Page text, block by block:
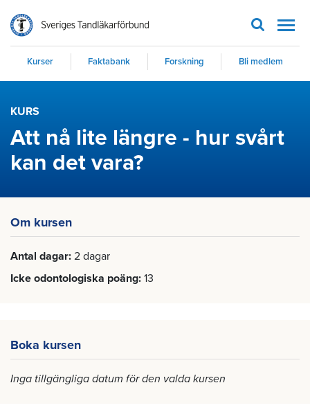
Kurser Faktabank Forskning Bli medlem
KURS
Att nå lite längre - hur svårt
kan det vara?
Om kursen
Antal dagar 2 dagar
Icke odontologiska poäng 13
Boka kursen
Inga tillgängliga datum för den valda kursen